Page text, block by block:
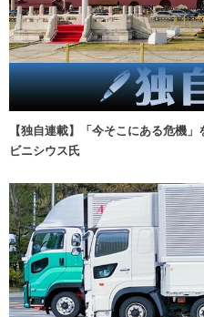
【独自連載】「今そこにある危機
ビニシウス氏